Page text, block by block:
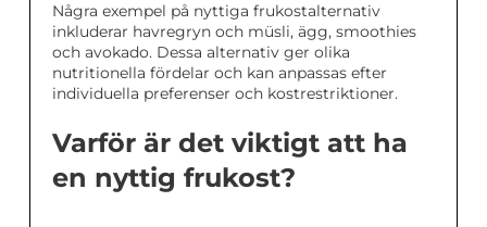
Några exempel på nyttiga frukostalternativ
inkluderar havregryn och müsli, ägg, smoothies
och avokado. Dessa alternativ ger olika
nutritionella fördelar och kan anpassas efter
individuella preferenser och kostrestriktioner.
Varför är det viktigt att ha
en nyttig frukost?